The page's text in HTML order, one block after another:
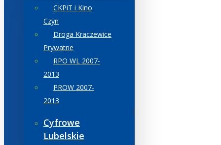
CKPiT i Kino
Czyn
Droga Kraczewice
Prywatne
RPO WL 2007-
2013
PROW 2007-
2013
Cyfrowe
Lubelskie